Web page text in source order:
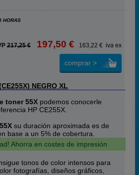
HORAS
217,25 € 197,50 € 163,22 € iva ex
comprar >
NEGRO XL
toner 55X podemos conocerle
HP CE255X.
su duración aproximada es de
base a un 5% de cobertura.
Ahorra en costes de impresión
tonos de color intensos para
fotografías, diseños gráficos,